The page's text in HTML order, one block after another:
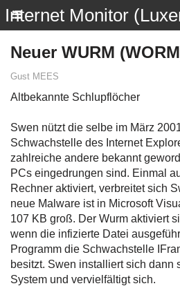
Internet Monitor
Neuer WURM
Gust MEES
Altbekannte Schlupflöcher
Swen nützt die selbe im März
Schwachstelle des Internet
zahlreiche andere bekannt
PCs eingedrungen sind. Einmal
Rechner aktiviert, verbreitet sich
neue Malware ist in Microsoft
107 KB groß. Der Wurm aktiviert
wenn die infizierte Datei
Programm die Schwachstelle
besitzt. Swen installiert sich dann
System und vervielfältigt sich.